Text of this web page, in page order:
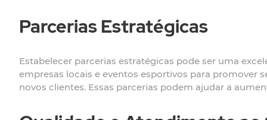
Parcerias Estratégicas
Estabelecer parcerias estratégicas pode ser uma
empresas locais e eventos esportivos para promover
novos clientes. Essas parcerias podem ajudar a